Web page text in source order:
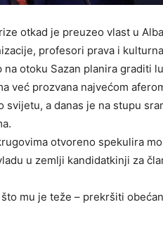
otkad je preuzeo vlast u
profesori prava i
otoku Sazan planira graditi
već prozvana najvećom
svijetu, a danas je na stupu
otvoreno spekulira
u zemlji kandidatkinji za
mu je teže – prekršiti